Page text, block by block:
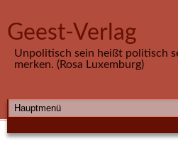
Geest-Verlag
Unpolitisch sein heißt politisch
merken. (Rosa Luxemburg)
HAUPTMENÜ